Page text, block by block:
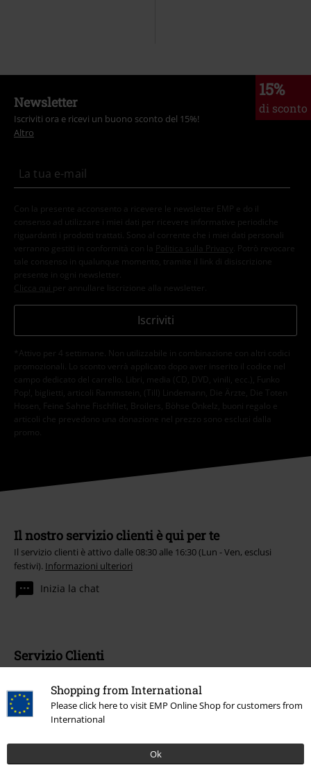
Shopping from International
Please click here to visit EMP Online Shop for customers from
International
Ok
15%
di sconto
Newsletter
Iscriviti ora e ricevi un buono sconto del 15%!
Altro
Con la presente acconsento a ricevere le newsletter EMP e do il
consenso ad utilizzare i miei dati per ricevere informative periodiche
riguardanti i prodotti trattati. Sono al corrente che i miei dati personali
verranno gestiti in conformità con la
Politica sulla Privacy
. Potrò revocare
tale consenso in qualunque momento, tramite il link di disiscrizione
presente in ogni newsletter.
Clicca qui per annullare liscrizione alla newsletter.
Iscriviti
*Attivo per 4 settimane. Non utilizzabile in combinazione con altri codici
promozionali. Lo sconto verrà applicato dopo aver inserito il codice nel
campo dedicato del carrello. Libri, media (CD, DVD, vinili, ecc.), Funko
Pop!, biglietti, articoli Rammstein, (Till) Lindemann, Die Ärzte, Die Toten
Hosen, Feine Sahne Fischfilet, Broilers, Böhse Onkelz, buoni regalo e
articoli che prevedono una donazione nel prezzo sono esclusi dalla
promo.
Il nostro servizio clienti è qui per te
Il servizio clienti è attivo dalle 08:30 alle 16:30 (Lun - Ven, esclusi
festivi). Informazioni ulteriori
Inizia la chat
Servizio Clienti
Condizioni di Reso
Info taglie